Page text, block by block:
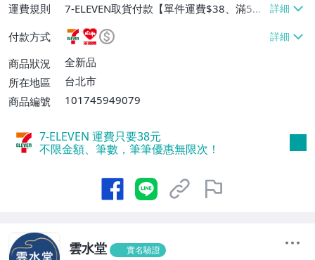
運費規則
7-ELEVEN取貨付款【單件運費$38、滿5件
或消費滿$1298免運費】、7-ELEVEN取貨
不付款【免運費】、萊爾富取貨付款【單件
運費$60、滿5件或消費滿$1298免運
費】、宅配/貨運【單件運費$120、滿5件
付款方式
商品狀況
全新品
所在地區
台北市
商品編號
101745949079
7-ELEVEN 運費只要38元
不限金額、筆數，筆筆優惠無限次！
雲水堂 實名驗證